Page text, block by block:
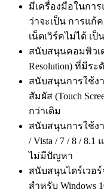
มีเครื่องมือในกา
ว่าจะเป็น การแก้
เน็ตเวิร์คไม่ได้ เป็
สนับสนุนคอมพิวเ
Resolution) ที่มีร
สนับสนุนการใช้
สัมผัส (Touch
กว่าเดิม
สนับสนุนการใช้ง
/ Vista / 7 / 8 / 8.1
ไม่มีปัญหา
สนับสนุนไดร์เวอร์
สำหรับ Windows